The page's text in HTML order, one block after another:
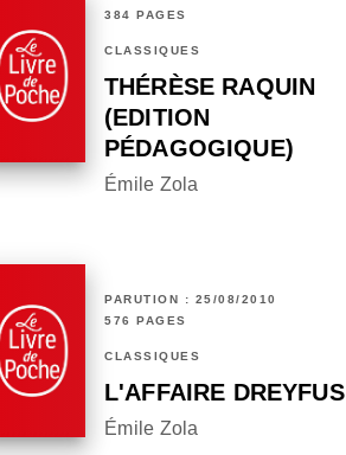
384 PAGES
CLASSIQUES
THÉRÈSE RAQUIN
(EDITION
PÉDAGOGIQUE)
Émile Zola
PARUTION : 25/08/2010
576 PAGES
CLASSIQUES
L'AFFAIRE DREYFUS
Émile Zola